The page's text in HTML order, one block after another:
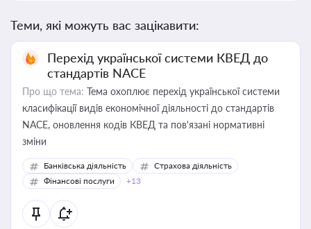
Теми, які можуть вас зацікавити:
Перехід української системи КВЕД до
стандартів NACE
Про що тема: Тема охоплює перехід української системи
класифікації видів економічної діяльності до стандартів
NACE, оновлення кодів КВЕД та пов'язані нормативні
зміни
Банківська діяльність
Страхова діяльність
Фінансові послуги
+13